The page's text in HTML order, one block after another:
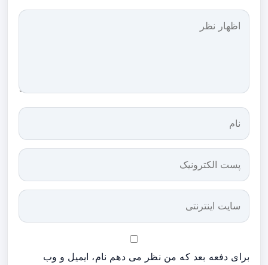
برای دفعه بعد که من نظر می دهم نام، ایمیل و وب